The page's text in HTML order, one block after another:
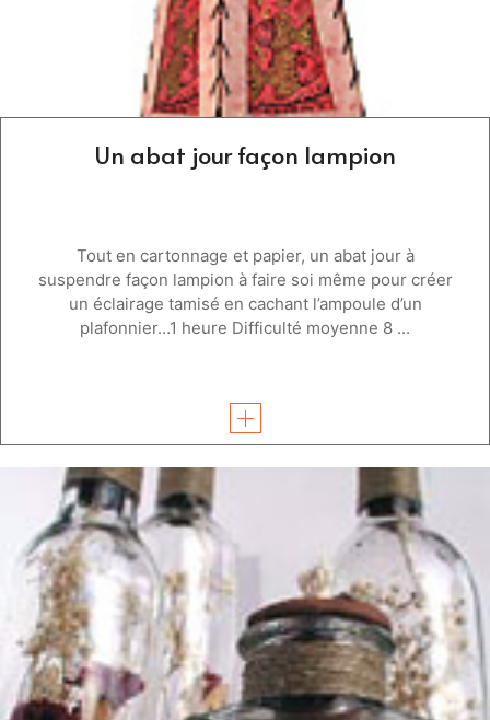
Un abat jour façon lampion
Tout en cartonnage et papier, un abat jour à
suspendre façon lampion à faire soi même pour créer
un éclairage tamisé en cachant l’ampoule d’un
plafonnier…1 heure Difficulté moyenne 8 ...